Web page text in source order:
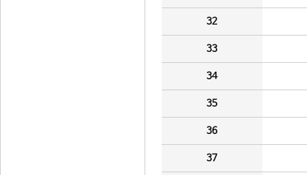
32
33
34
35
36
37